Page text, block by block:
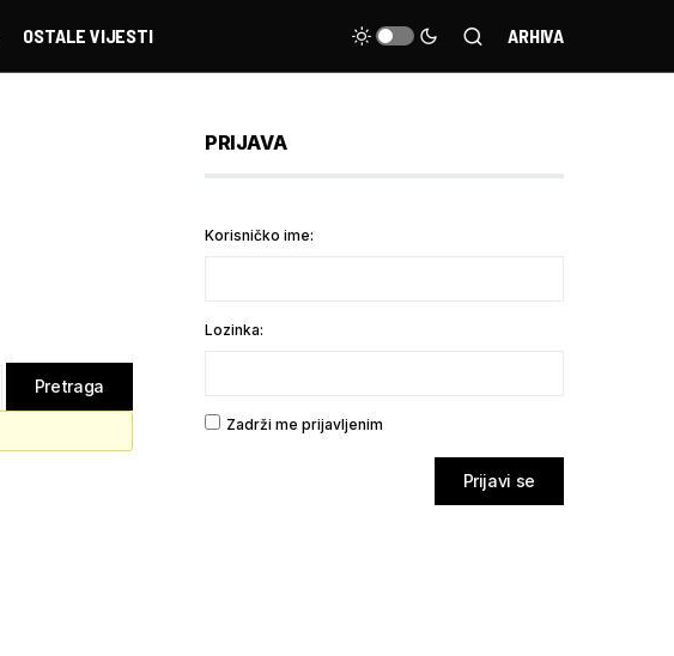
OSTALE VIJESTI ARHIVA
PRIJAVA
Korisničko ime:
Lozinka:
Zadrži me prijavljenim
Prijavi se